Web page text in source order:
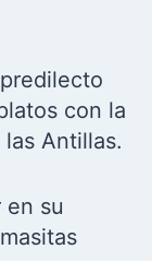
con la
Antillas.
su